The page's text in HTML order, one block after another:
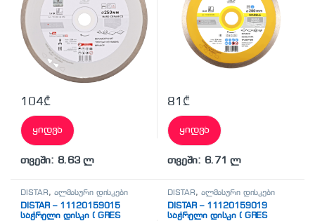
104₾
ყიდვა
თვეში: 8.63 ლ
81 ₾
ყიდვა
თვეში: 6.71 ლ
DISTAR, ალმასური დისკები
DISTAR – 11120159015
საჭრელი დისკი ( GRES
DISTAR, ალმასური დისკები
DISTAR – 11120159019
საჭრელი დისკი ( GRES